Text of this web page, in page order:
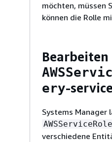
möchten, müssen
können die Rolle
ery-
Systems Manager
verschiedene